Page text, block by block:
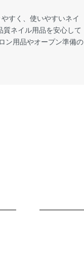
すく、使いやすいネイ
ネイル用品を安心して
ン用品やオープン準備の